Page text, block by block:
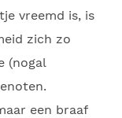
vreemd is, is
zich zo
(nogal
een braaf